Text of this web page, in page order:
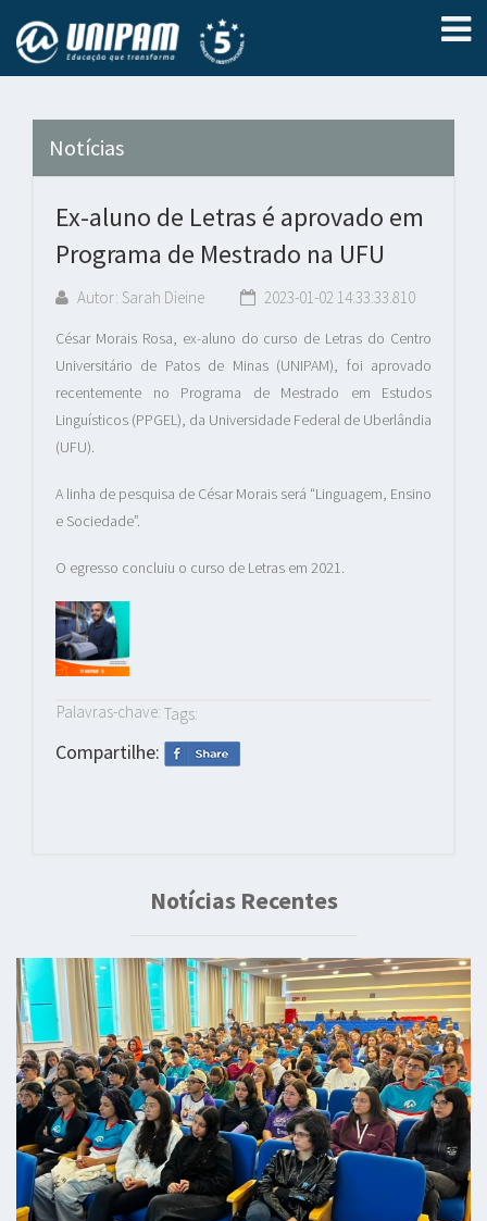
Notícias
Ex-aluno de Letras é aprovado em
Programa de Mestrado na UFU
Autor: Sarah Dieine 2023-01-02 14:33:33.810
César Morais Rosa, ex-aluno do curso de Letras do Centro
Universitário de Patos de Minas (UNIPAM), foi aprovado
recentemente no Programa de Mestrado em Estudos
Linguísticos (PPGEL), da Universidade Federal de Uberlândia
(UFU).
A linha de pesquisa de César Morais será “Linguagem, Ensino
e Sociedade”.
O egresso concluiu o curso de Letras em 2021.
Palavras-chave: Tags:
Compartilhe:
Notícias Recentes